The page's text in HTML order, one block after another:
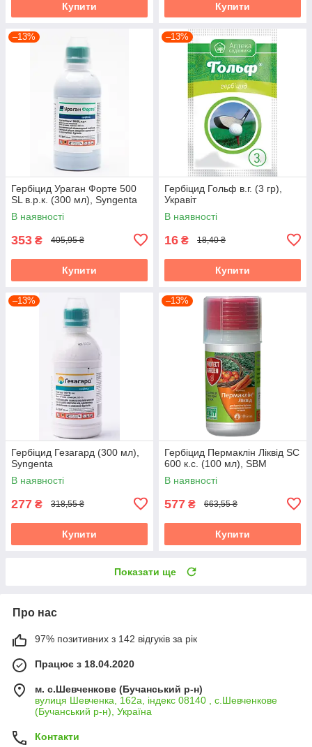
Купити Купити
–13%
Гербіцид Ураган Форте 500
SL в.р.к. (300 мл), Syngenta
В наявності
353 ₴ 405,95 ₴
Купити
–13%
Гербіцид Гольф в.г. (3 гр),
Укравіт
В наявності
16 ₴ 18,40 ₴
Купити
–13%
Гербіцид Гезагард (300 мл),
Syngenta
В наявності
277 ₴ 318,55 ₴
Купити
–13%
Гербіцид Пермаклін Ліквід SC
600 к.с. (100 мл), SBM
В наявності
577 ₴ 663,55 ₴
Купити
Показати ще
Про нас
97% позитивних з 142 відгуків за рік
Працює з 18.04.2020
м. с.Шевченкове (Бучанський р-н)
вулиця Шевченка, 162а, індекс 08140 , с.Шевченкове
(Бучанський р-н), Україна
Контакти